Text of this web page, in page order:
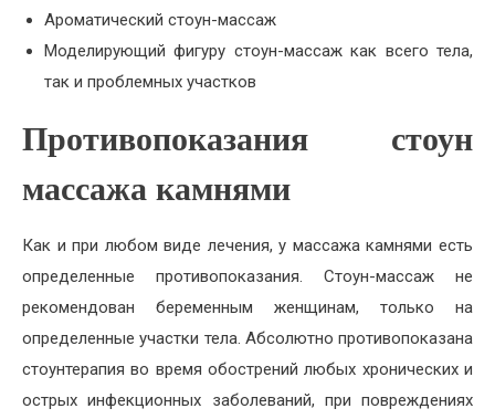
Ароматический стоун-массаж
Моделирующий фигуру стоун-массаж как всего тела,
так и проблемных участков
Противопоказания стоун
массажа камнями
Как и при любом виде лечения, у массажа камнями есть
определенные противопоказания. Стоун-массаж не
рекомендован беременным женщинам, только на
определенные участки тела. Абсолютно противопоказана
стоунтерапия во время обострений любых хронических и
острых инфекционных заболеваний, при повреждениях